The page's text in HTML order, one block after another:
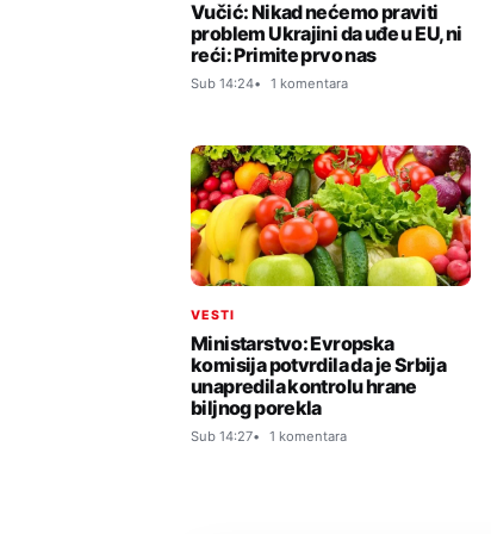
Vučić: Nikad nećemo praviti
problem Ukrajini da uđe u EU, ni
reći: Primite prvo nas
Sub 14:24 1 komentara
VESTI
Ministarstvo: Evropska
komisija potvrdila da je Srbija
unapredila kontrolu hrane
biljnog porekla
Sub 14:27 1 komentara